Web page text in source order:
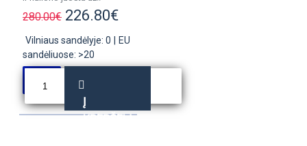
280.00€ 226.80€
Vilniaus sandėlyje: 0
EU
sandėliuose: >20
Į
KREPŠELĮ